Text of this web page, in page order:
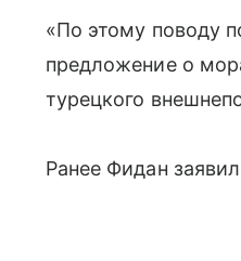
«По этому поводу
предложение о
турецкого
Ранее Фидан